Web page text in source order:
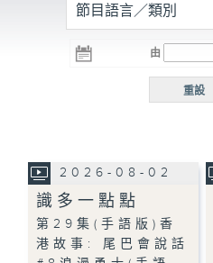
R3
電台 電台
R5
節目語言／類別
由
重設
2026-08-02
識多一點點
第29集(手語版)香
港故事: 尾巴會說話